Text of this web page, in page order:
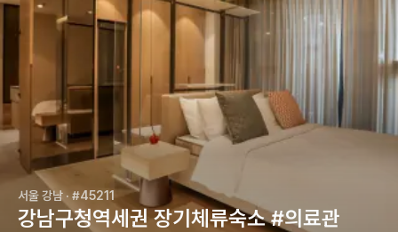
서울 강남 · #45211
강남구청역세권 장기체류숙소 #의료관